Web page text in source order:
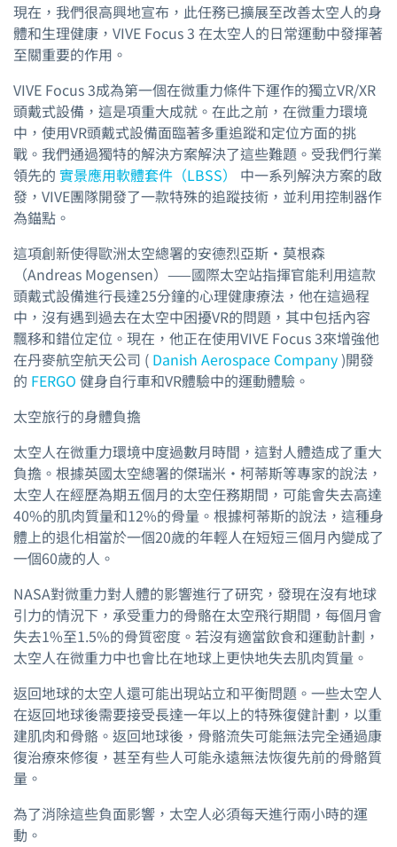
現在，我們很高興地宣布，此任務已擴展至改善太空人的身
體和生理健康，VIVE Focus 3 在太空人的日常運動中發揮著
至關重要的作用。
VIVE Focus 3成為第一個在微重力條件下運作的獨立VR/XR
頭戴式設備，這是項重大成就。在此之前，在微重力環境
中，使用VR頭戴式設備面臨著多重追蹤和定位方面的挑
戰。我們通過獨特的解決方案解決了這些難題。受我們行業
領先的 實景應用軟體套件（LBSS） 中一系列解決方案的啟
發，VIVE團隊開發了一款特殊的追蹤技術，並利用控制器作
為錨點。
這項創新使得歐洲太空總署的安德烈亞斯·莫根森
（Andreas Mogensen）——國際太空站指揮官能利用這款
頭戴式設備進行長達25分鐘的心理健康療法，他在這過程
中，沒有遇到過去在太空中困擾VR的問題，其中包括內容
飄移和錯位定位。現在，他正在使用VIVE Focus 3來增強他
在丹麥航空航天公司 ( Danish Aerospace Company )開發
的 FERGO 健身自行車和VR體驗中的運動體驗。
太空旅行的身體負擔
太空人在微重力環境中度過數月時間，這對人體造成了重大
負擔。根據英國太空總署的傑瑞米·柯蒂斯等專家的說法，
太空人在經歷為期五個月的太空任務期間，可能會失去高達
40%的肌肉質量和12%的骨量。根據柯蒂斯的說法，這種身
體上的退化相當於一個20歲的年輕人在短短三個月內變成了
一個60歲的人。
NASA對微重力對人體的影響進行了研究，發現在沒有地球
引力的情況下，承受重力的骨骼在太空飛行期間，每個月會
失去1%至1.5%的骨質密度。若沒有適當飲食和運動計劃，
太空人在微重力中也會比在地球上更快地失去肌肉質量。
返回地球的太空人還可能出現站立和平衡問題。一些太空人
在返回地球後需要接受長達一年以上的特殊復健計劃，以重
建肌肉和骨骼。返回地球後，骨骼流失可能無法完全通過康
復治療來修復，甚至有些人可能永遠無法恢復先前的骨骼質
量。
為了消除這些負面影響，太空人必須每天進行兩小時的運
動。